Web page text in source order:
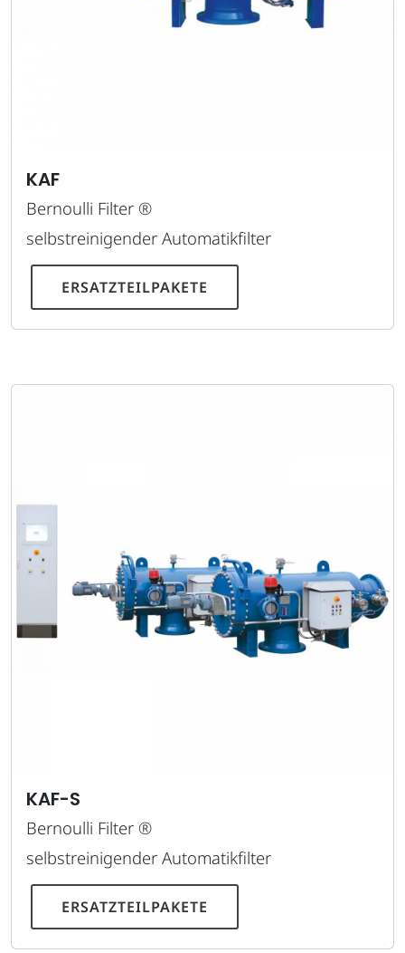
KAF
Bernoulli Filter ®
selbstreinigender Automatikfilter
ERSATZTEILPAKETE
KAF-S
Bernoulli Filter ®
selbstreinigender Automatikfilter
ERSATZTEILPAKETE